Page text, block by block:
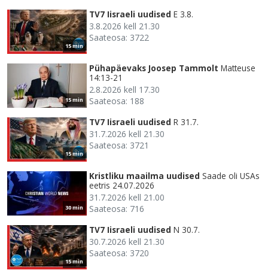
15 min
TV7 Iisraeli uudised E 3.8.
3.8.2026 kell 21.30
Saateosa: 3722
15 min
Pühapäevaks Joosep Tammolt Matteuse
14:13-21
2.8.2026 kell 17.30
Saateosa: 188
15 min
TV7 Iisraeli uudised R 31.7.
31.7.2026 kell 21.30
Saateosa: 3721
30 min
Kristliku maailma uudised Saade oli USAs
eetris 24.07.2026
31.7.2026 kell 21.00
Saateosa: 716
15 min
TV7 Iisraeli uudised N 30.7.
30.7.2026 kell 21.30
Saateosa: 3720